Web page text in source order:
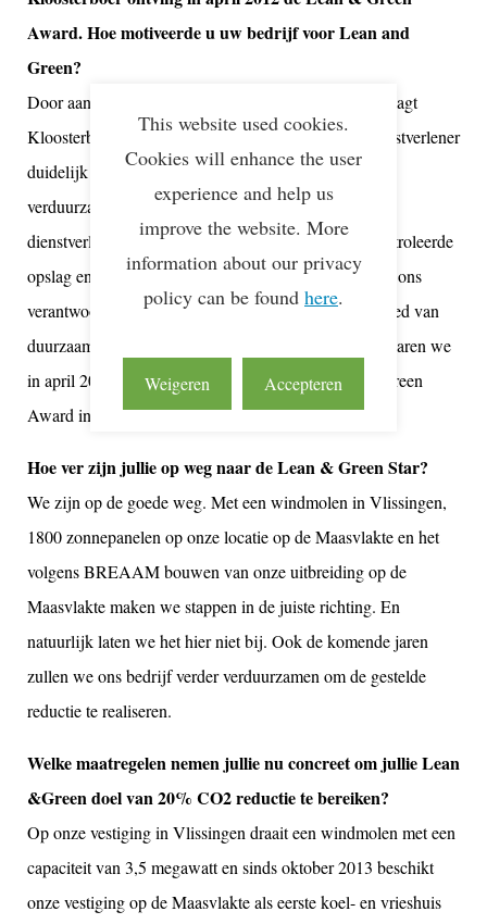
Award. Hoe motiveerde u uw bedrijf voor Lean and
Green?
Door aan te sluiten bij de Lean &Green beweging draagt
Kloosterboer haar ambitie als duurzaam logistiek dienstverlener
duidelijk uit en neemt het een voortrekkersrol in de
verduurzaming van de geconditioneerde logistiek
dienstverlening. Als marktleider in temperatuur gecontroleerde
opslag en distributie van voedselproducten voelen wij ons
verantwoordelijk om initiatieven te nemen op het gebied van
duurzaamheid en groen ondernemen. Om die reden waren we
in april 2012 het eerste koelbedrijf dat de Lean and Green
Award in ontvangst nam.
Hoe ver zijn jullie op weg naar de Lean & Green Star?
We zijn op de goede weg. Met een windmolen in Vlissingen,
1800 zonnepanelen op onze locatie op de Maasvlakte en het
volgens BREAAM bouwen van onze uitbreiding op de
Maasvlakte maken we stappen in de juiste richting. En
natuurlijk laten we het hier niet bij. Ook de komende jaren
zullen we ons bedrijf verder verduurzamen om de gestelde
reductie te realiseren.
Welke maatregelen nemen jullie nu concreet om jullie Lean
&Green doel van 20% CO2 reductie te bereiken?
Op onze vestiging in Vlissingen draait een windmolen met een
capaciteit van 3,5 megawatt en sinds oktober 2013 beschikt
onze vestiging op de Maasvlakte als eerste koel- en vrieshuis
This website used cookies.
Cookies will enhance the user
experience and help us
improve the website. More
information about our privacy
policy can be found here.
Weigeren Accepteren